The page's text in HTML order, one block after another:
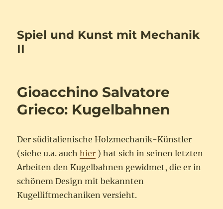
Spiel und Kunst mit Mechanik
II
Gioacchino Salvatore
Grieco: Kugelbahnen
Der süditalienische Holzmechanik-Künstler
(siehe u.a. auchhier ) hat sich in seinen letzten
Arbeiten den Kugelbahnen gewidmet, die er in
schönem Design mit bekannten
Kugelliftmechaniken versieht.